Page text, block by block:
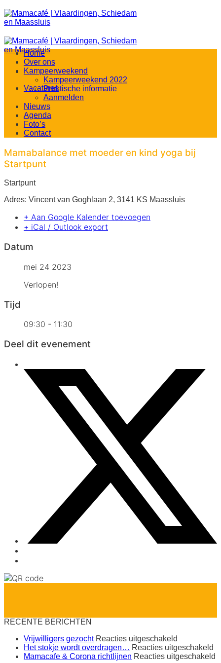
Ga
naar
inhoud
Vacatures
Home
Over ons
Kampeerweekend
Kampeerweekend 2022
Praktische informatie
Aanmelden
Nieuws
Agenda
Foto’s
Contact
Mamabalance met moeder en kind yoga bij
Startpunt
Startpunt
Adres: Vincent van Goghlaan 2, 3141 KS Maassluis
+ Aan Google Kalender toevoegen
+ iCal / Outlook export
Datum
mei 24 2023
Verlopen!
Tijd
09:30 - 11:30
Deel dit evenement
RECENTE BERICHTEN
Vrijwilligers gezocht Reacties uitgeschakeld
Vrijwilligers
gezocht
Het stokje wordt overdragen… Reacties uitgeschakeld
Mamacafe & Corona richtlijnen Reacties uitgeschakeld